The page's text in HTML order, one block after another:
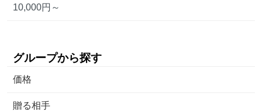
10,000円～
グループから探す
価格
贈る相手